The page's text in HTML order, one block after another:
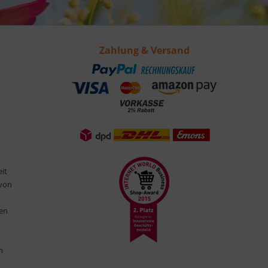
Zahlung & Versand